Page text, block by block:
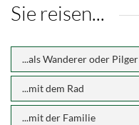
Sie reisen...
...als Wanderer oder Pilger
...mit dem Rad
...mit der Familie